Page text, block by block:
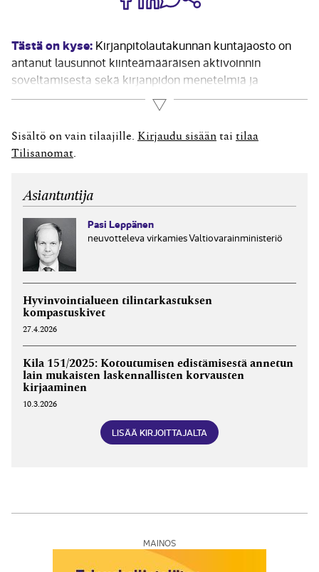
Tästä on kyse: Kirjanpitolautakunnan kuntajaosto on
antanut ­lausunnot kiinteämääräisen aktivoinnin
soveltamisesta sekä ­kirjanpidon menetelmiä ja
aineistoja koskevan yleisohjeen soveltamisesta kuntien
ja kuntayhtymien kirjanpidossa. Lisäksi kuntajaosto on
tehnyt yksittäisiä tarkistuksia tuloslaskelmaa ja
eriytettyä liiketoimintaa koskeviin yleisohjeisiin.
Lue lisää
Sisältö on vain tilaajille. Kirjaudu sisään tai tilaa
Tilisanomat
Asiantuntija
Pasi Leppänen
neuvotteleva virkamies Valtiovarainministeriö
Hyvinvointialueen tilintarkastuksen
kompastuskivet
27.4.2026
Kila 151/2025: Kotoutumisen edistämisestä annetun
lain mukaisten laskennallisten korvausten
kirjaaminen
10.3.2026
LISÄÄ KIRJOITTAJALTA
MAINOS